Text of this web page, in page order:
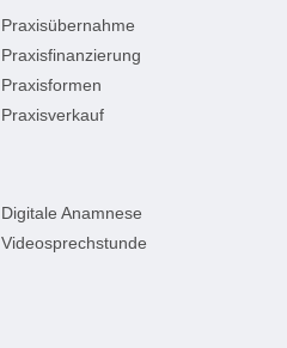
Praxisübernahme
Praxisfinanzierung
Praxisformen
Praxisverkauf
Digitale Anamnese
Videosprechstunde